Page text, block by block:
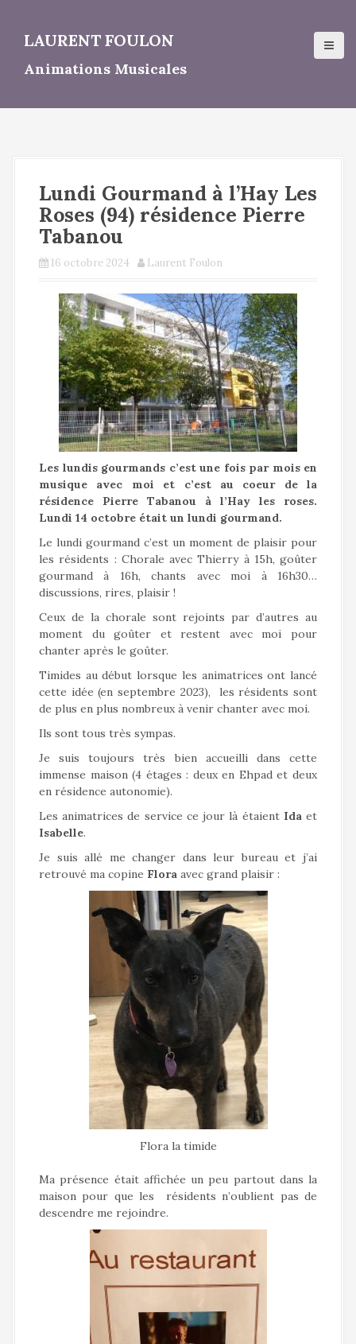
u
LAURENT FOULON
Animations Musicales
Lundi Gourmand à l’Hay Les
Roses (94) résidence Pierre
Tabanou
16 octobre 2024 Laurent Foulon
Les lundis gourmands c’est une fois par mois en
musique avec moi et c’est au coeur de la
résidence Pierre Tabanou à l’Hay les roses.
Lundi 14 octobre était un lundi gourmand.
Le lundi gourmand c’est un moment de plaisir pour
les résidents : Chorale avec Thierry à 15h, goûter
gourmand à 16h, chants avec moi à 16h30…
discussions, rires, plaisir !
Ceux de la chorale sont rejoints par d’autres au
moment du goûter et restent avec moi pour
chanter après le goûter.
Timides au début lorsque les animatrices ont lancé
cette idée (en septembre 2023), les résidents sont
de plus en plus nombreux à venir chanter avec moi.
Ils sont tous très sympas.
Je suis toujours très bien accueilli dans cette
immense maison (4 étages : deux en Ehpad et deux
en résidence autonomie).
Les animatrices de service ce jour là étaient Idaet
Isabelle.
Je suis allé me changer dans leur bureau et j’ai
retrouvé ma copine Flora avec grand plaisir :
Flora la timide
Ma présence était affichée un peu partout dans la
maison pour que les résidents n’oublient pas de
descendre me rejoindre.